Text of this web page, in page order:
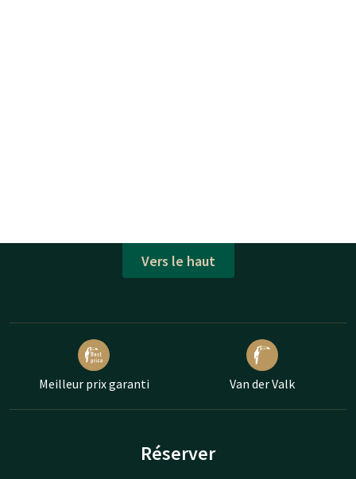
Vers le haut
Meilleur prix garanti Van der Valk
Réserver